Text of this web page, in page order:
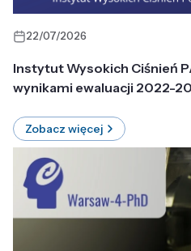
22/07/2026
Instytut Wysokich Ciśnień
wynikami ewaluacji 2022-
Zobacz więcej